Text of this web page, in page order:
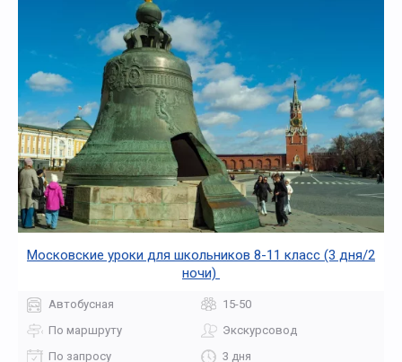
Московские уроки для школьников 8-11 класс (3 дня/2
ночи)
Автобусная
15-50
По маршруту
Экскурсовод
По запросу
3 дня